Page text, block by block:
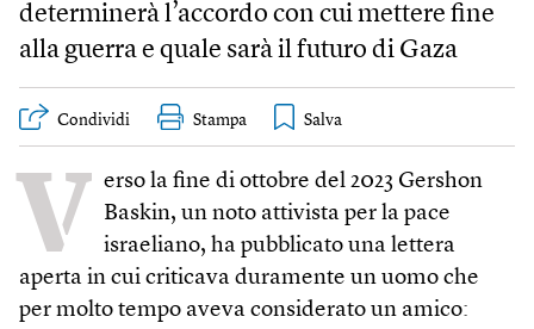
determinerà l’accordo con cui mettere fine
alla guerra e quale sarà il futuro di Gaza
Condividi Stampa
V erso la fine di ottobre del 2023 Gershon
Baskin, un noto attivista per la pace
israeliano, ha pubblicato una lettera
aperta in cui criticava duramente un uomo che
per molto tempo aveva considerato un amico: